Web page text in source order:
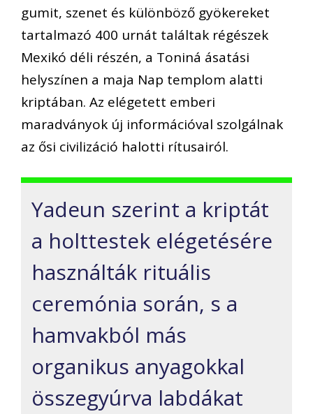
gumit, szenet és különböző gyökereket
tartalmazó 400 urnát találtak régészek
Mexikó déli részén, a Toniná ásatási
helyszínen a maja Nap templom alatti
kriptában. Az elégetett emberi
maradványok új információval szolgálnak
az ősi civilizáció halotti rítusairól.
Yadeun szerint a kriptát
a holttestek elégetésére
használták rituális
ceremónia során, s a
hamvakból más
organikus anyagokkal
összegyúrva labdákat